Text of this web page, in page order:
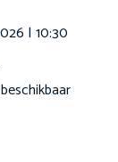
| 10:30